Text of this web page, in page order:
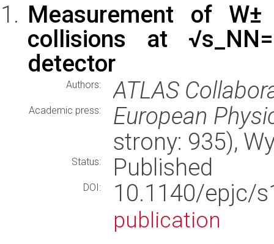
Measurement of
collisions at
detector
Authors: ATLAS
Academic press:
European
strony: 935),
Status: Published
DOI: 10.1140/epjc/
publication